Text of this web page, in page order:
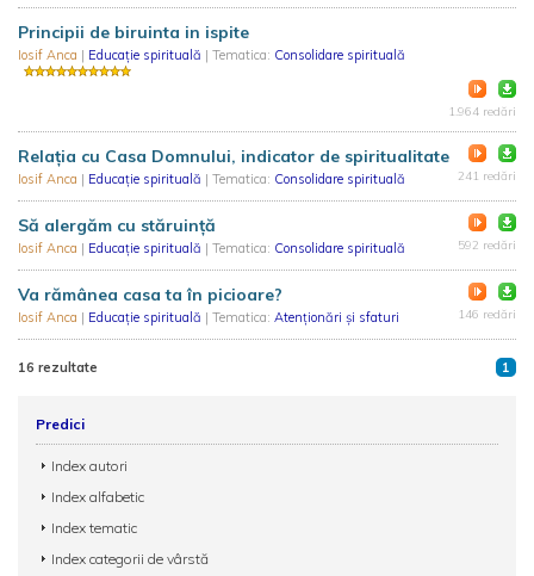
Principii de biruinta in ispite
Iosif Anca | Educație spirituală | Tematica: Consolidare spirituală
1.964 redări
Relația cu Casa Domnului, indicator de spiritualitate
Iosif Anca | Educație spirituală | Tematica: Consolidare spirituală 241 redări
Să alergăm cu stăruință
Iosif Anca | Educație spirituală | Tematica: Consolidare spirituală 592 redări
Va rămânea casa ta în picioare?
Iosif Anca | Educație spirituală | Tematica: Atenționări și sfaturi 146 redări
16 rezultate 1
Predici
Index autori
Index alfabetic
Index tematic
Index categorii de vârstă